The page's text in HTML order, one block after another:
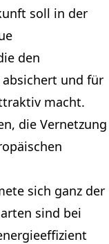
soll in der
den
und für
macht.
die Vernetzung
sich ganz der
sind bei